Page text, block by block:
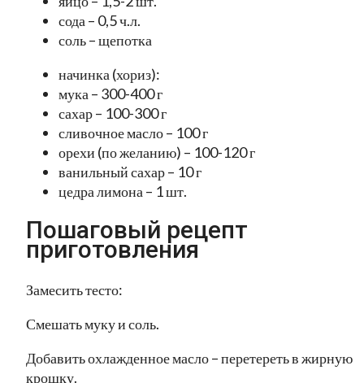
сода – 0,5 ч.л.
соль – щепотка
начинка (хориз):
мука – 300-400 г
сахар – 100-300 г
сливочное масло – 100 г
орехи (по желанию) – 100-120 г
ванильный сахар – 10 г
цедра лимона – 1 шт.
Пошаговый рецепт
приготовления
Замесить тесто:
Смешать муку и соль.
Добавить охлажденное масло – перетереть в жирную
крошку.